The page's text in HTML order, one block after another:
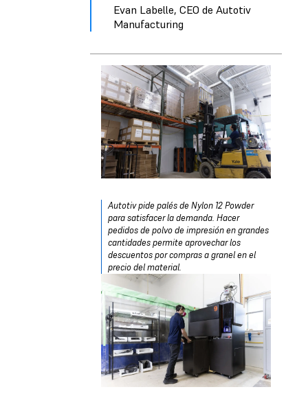
Evan Labelle, CEO de Autotiv
Manufacturing
Autotiv pide palés de Nylon 12 Powder
para satisfacer la demanda. Hacer
pedidos de polvo de impresión en grandes
cantidades permite aprovechar los
descuentos por compras a granel en el
precio del material.